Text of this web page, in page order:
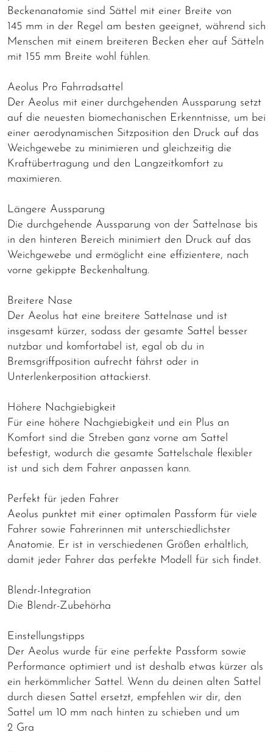
Beckenanatomie sind Sättel mit einer Breite von
145 mm in der Regel am besten geeignet, während sich
Menschen mit einem breiteren Becken eher auf Sätteln
mit 155 mm Breite wohl fühlen.
Aeolus Pro Fahrradsattel
Der Aeolus mit einer durchgehenden Aussparung setzt
auf die neuesten biomechanischen Erkenntnisse, um bei
einer aerodynamischen Sitzposition den Druck auf das
Weichgewebe zu minimieren und gleichzeitig die
Kraftübertragung und den Langzeitkomfort zu
maximieren.
Längere Aussparung
Die durchgehende Aussparung von der Sattelnase bis
in den hinteren Bereich minimiert den Druck auf das
Weichgewebe und ermöglicht eine effizientere, nach
vorne gekippte Beckenhaltung.
Breitere Nase
Der Aeolus hat eine breitere Sattelnase und ist
insgesamt kürzer, sodass der gesamte Sattel besser
nutzbar und komfortabel ist, egal ob du in
Bremsgriffposition aufrecht fährst oder in
Unterlenkerposition attackierst.
Höhere Nachgiebigkeit
Für eine höhere Nachgiebigkeit und ein Plus an
Komfort sind die Streben ganz vorne am Sattel
befestigt, wodurch die gesamte Sattelschale flexibler
ist und sich dem Fahrer anpassen kann.
Perfekt für jeden Fahrer
Aeolus punktet mit einer optimalen Passform für viele
Fahrer sowie Fahrerinnen mit unterschiedlichster
Anatomie. Er ist in verschiedenen Größen erhältlich,
damit jeder Fahrer das perfekte Modell für sich findet.
Blendr-Integration
Die Blendr-Zubehörha
Einstellungstipps
Der Aeolus wurde für eine perfekte Passform sowie
Performance optimiert und ist deshalb etwas kürzer als
ein herkömmlicher Sattel. Wenn du deinen alten Sattel
durch diesen Sattel ersetzt, empfehlen wir dir, den
Sattel um 10 mm nach hinten zu schieben und um
2 Gra